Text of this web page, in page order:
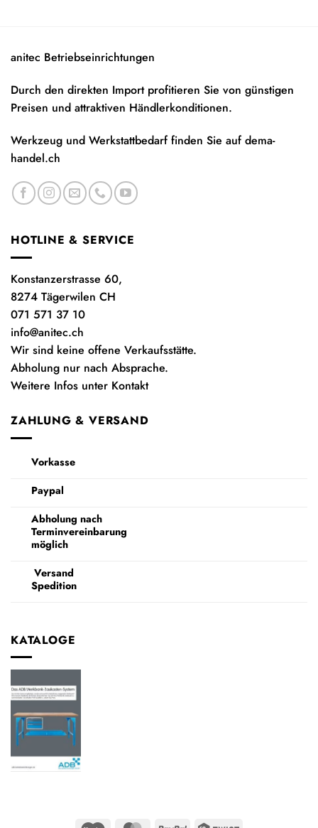
anitec Betriebseinrichtungen
Durch den direkten Import profitieren Sie von günstigen
Preisen und attraktiven Händlerkonditionen.
Werkzeug und Werkstattbedarf finden Sie aufdema-
handel.ch
HOTLINE & SERVICE
Konstanzerstrasse 60,
8274 Tägerwilen CH
071 571 37 10
info@anitec.ch
Wir sind keine offene Verkaufsstätte.
Abholung nur nach Absprache.
Weitere Infos unter Kontakt
ZAHLUNG & VERSAND
Vorkasse
Paypal
Abholung nach
Terminvereinbarung
möglich
Versand
Spedition
KATALOGE